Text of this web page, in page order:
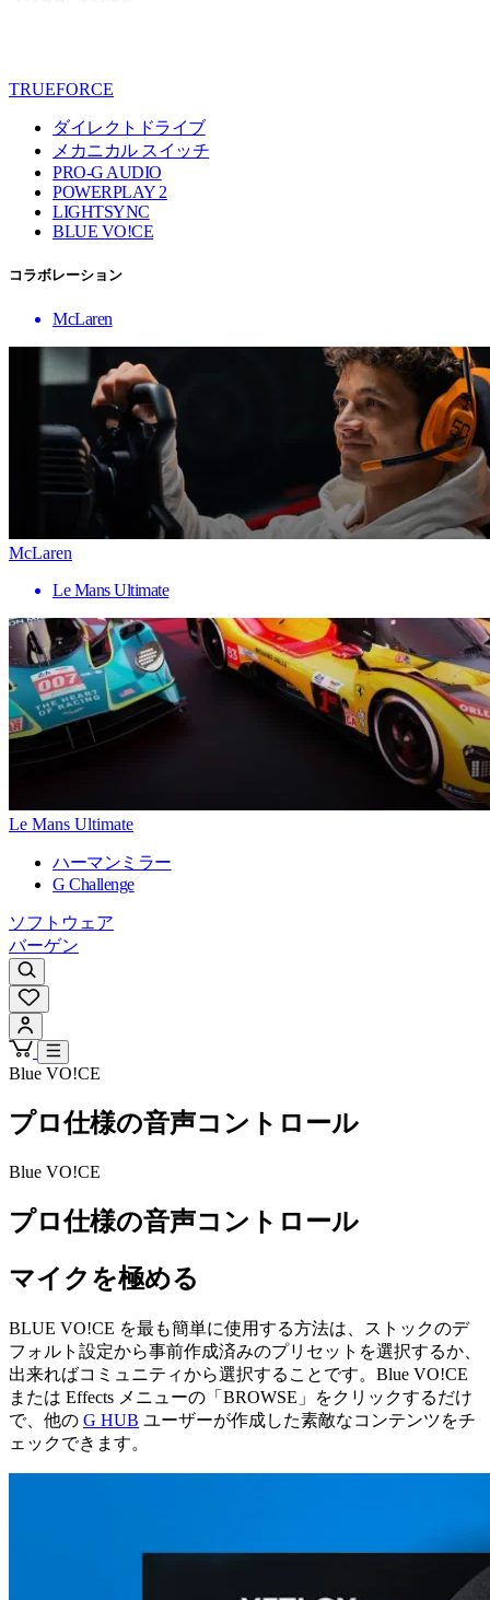
TRUEFORCE
ダイレクトドライブ
メカニカル スイッチ
PRO-G AUDIO
POWERPLAY 2
LIGHTSYNC
BLUE VO!CE
コラボレーション
McLaren
McLaren
Le Mans Ultimate
Le Mans Ultimate
ハーマンミラー
G Challenge
ソフトウェア
バーゲン
Blue VO!CE
プロ仕様の音声コントロール
Blue VO!CE
プロ仕様の音声コントロール
マイクを極める
BLUE VO!CE を最も簡単に使用する方法は、ストックのデ
フォルト設定から事前作成済みのプリセットを選択するか、
出来ればコミュニティから選択することです。Blue VO!CE
または Effects メニューの「BROWSE」をクリックするだけ
で、他の G HUB ユーザーが作成した素敵なコンテンツをチ
ェックできます。